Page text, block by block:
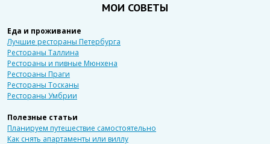
МОИ СОВЕТЫ
Еда и проживание
Лучшие рестораны Петербурга
Рестораны Таллина
Рестораны и пивные Мюнхена
Рестораны Праги
Рестораны Тосканы
Рестораны Умбрии
Полезные статьи
Планируем путешествие самостоятельно
Как снять апартаменты или виллу